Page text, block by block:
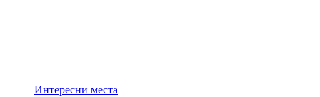
Интересни места